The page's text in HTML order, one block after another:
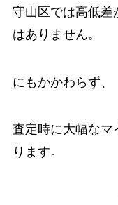
守山区では高低差
はありません。
にもかかわらず、
査定時に大幅なマ
ります。